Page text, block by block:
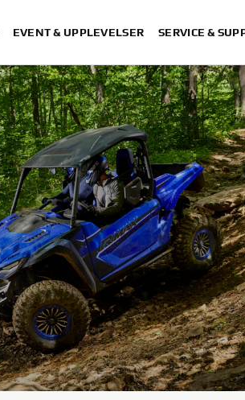
EVENT & UPPLEVELSER SERVICE &